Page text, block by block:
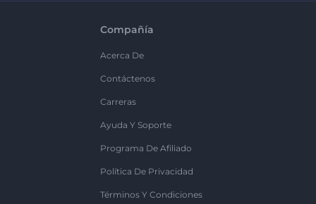
Compañía
Acerca De
Contáctenos
Carreras
Ayuda Y Soporte
Programa De Afiliado
Política De Privacidad
Términos Y Condiciones